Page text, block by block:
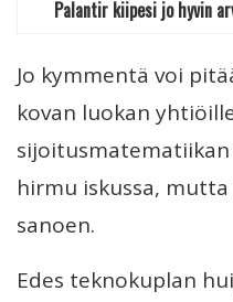
Palantir kiipesi jo hyvin
Jo kymmentä voi
kovan luokan
hirmu iskussa,
sanoen.
Edes teknokuplan